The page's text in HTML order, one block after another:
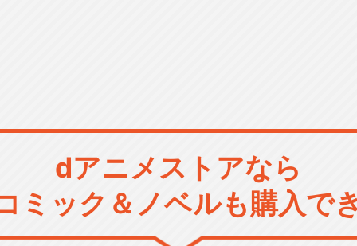
dアニメストアなら
ミック＆ノベルも購入で